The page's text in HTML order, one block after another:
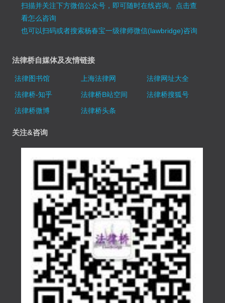
扫描并关注下方微信公众号，即可随时在线咨询。 点击查
看怎么咨询
也可以扫码或者搜索杨春宝一级律师微信(lawbridge)咨询
法律桥自媒体及友情链接
法律图书馆 上海法律网
法律网址大全
法律桥-知乎
法律桥B站空间
法律桥搜狐号
法律桥微博
法律桥头条
关注&咨询